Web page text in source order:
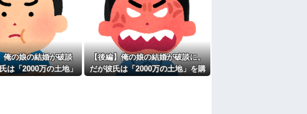
男だった
介護するつもりでウトメと同居してたのに「早く出て
い。私もウトメも納得して同居してるんだから干渉し
の首ネッククーラー』使ったことあるか？
調べてみたよ
て…
態になって…
俺の娘の結婚が破談
は「2000万の土地」
【後編】俺の娘の結婚が破談に。
だが彼氏は「2000万の土地」を購